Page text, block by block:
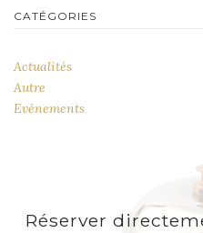
CATÉGORIES
Actualités
Autre
Evénements
Réserver